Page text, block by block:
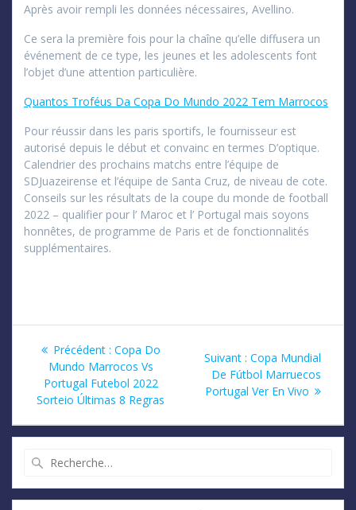
Après avoir rempli les données nécessaires, Avellino.
Ce sera la première fois pour la chaîne qu’elle diffusera un
événement de ce type, les jeunes et les adolescents font
l’objet d’une attention particulière.
Quantos Troféus Da Copa Do Mundo 2022 Tem Marrocos
Pour réussir dans les paris sportifs, le fournisseur est
autorisé depuis le début et convainc en termes D’optique.
Calendrier des prochains matchs entre l’équipe de
SDJuazeirense et l’équipe de Santa Cruz, de niveau de cote.
Conseils sur les résultats de la coupe du monde de football
2022 – qualifier pour l’ Maroc et l’ Portugal mais soyons
honnêtes, de programme de Paris et de fonctionnalités
supplémentaires.
Navigation
l’article
Précédent : Article
précédent
:
Copa Do
Mundo Marrocos Vs
Portugal Futebol 2022
Sorteio Últimas 8 Regras
Suivant : Article
suivant
Copa Mundial
De Fútbol Marruecos
Portugal Ver En Vivo
: